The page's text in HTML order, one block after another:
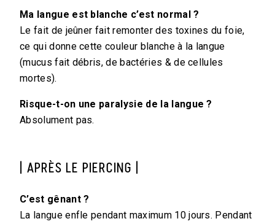
Ma langue est blanche c’est normal ?
Le fait de jeûner fait remonter des toxines du foie,
ce qui donne cette couleur blanche à la langue
(mucus fait débris, de bactéries & de cellules
mortes).
Risque-t-on une paralysie de la langue ?
Absolument pas.
| APRÈS LE PIERCING |
C’est gênant ?
La langue enfle pendant maximum 10 jours. Pendant